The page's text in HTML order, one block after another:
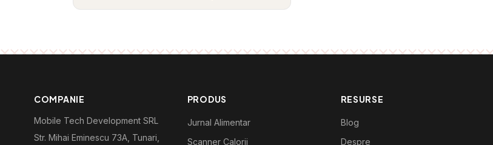
COMPANIE
Mobile Tech Development SRL
Str. Mihai Eminescu 73A, Tunari,
PRODUS
Jurnal Alimentar
Scanner Calorii
RESURSE
Blog
Despre